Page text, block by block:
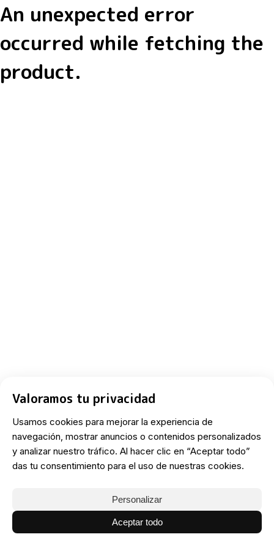
An unexpected error
occurred while fetching the
product.
Valoramos tu privacidad
Usamos cookies para mejorar la experiencia de
navegación, mostrar anuncios o contenidos personalizados
y analizar nuestro tráfico. Al hacer clic en “Aceptar todo”
das tu consentimiento para el uso de nuestras cookies.
Personalizar
Aceptar todo